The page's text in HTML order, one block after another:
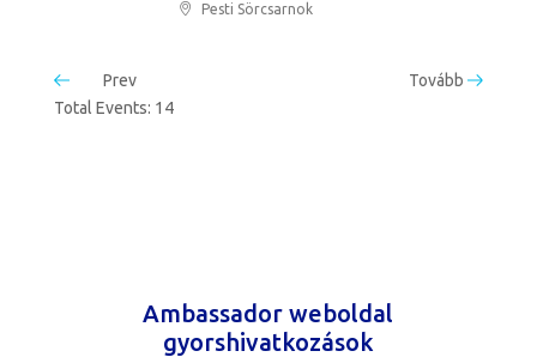
Pesti Sörcsarnok
Prev
Tovább
Total Events: 14
Ambassador weboldal
gyorshivatkozások